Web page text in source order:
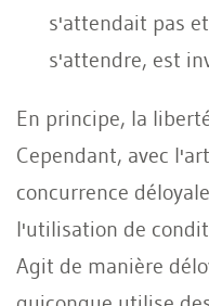
s'attendait pas
s'attendre, est
En principe, la
Cependant, avec
concurrence
l'utilisation de
Agit de manière